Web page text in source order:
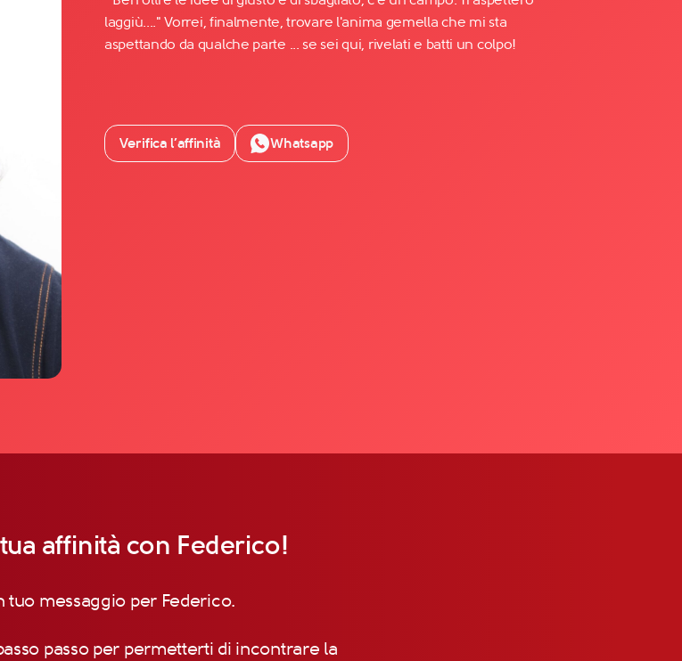
Facebook
TikTok
laggiù...." Vorrei, finalmente, trovare l'anima gemella che mi sta
aspettando da qualche parte ... se sei qui, rivelati e batti un colpo!
Verifica l’affinità Whatsapp
affinità con Federico!
tuo messaggio per Federico.
passo per permetterti di incontrare la